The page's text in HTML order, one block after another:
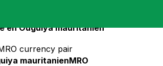
en Ouguiya mauritanien
currency pair
mauritanienMRO